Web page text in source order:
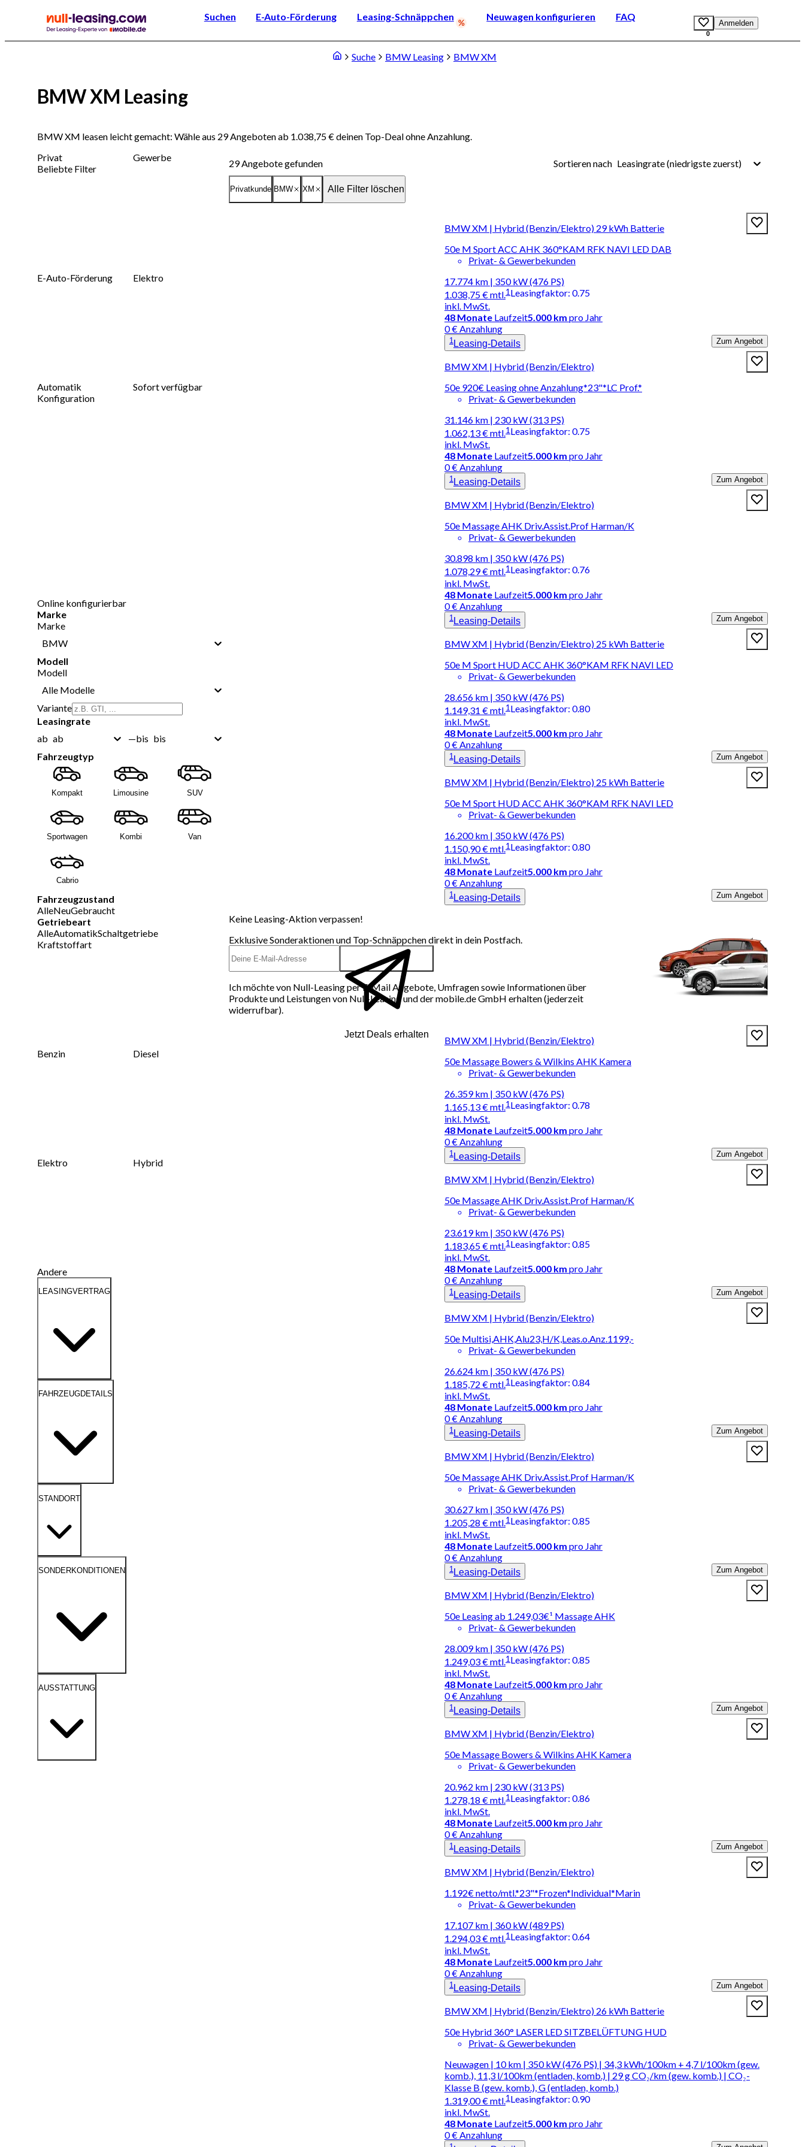
Suchen E-Auto-Förderung Leasing-Schnäppchen Neuwagen konfigurieren FAQ
0
Anmelden
Suche BMW Leasing BMW XM
BMW XM Leasing
BMW XM leasen leicht gemacht: Wähle aus 29 Angeboten ab 1.038,75 € deinen Top-Deal ohne Anzahlung.
Privat
Gewerbe
Beliebte Filter
E-Auto-Förderung Elektro
Automatik
Sofort verfügbar
Konfiguration
Online konfigurierbar
Marke
Marke
BMW
Modell
Modell
Alle Modelle
Variante
Leasingrate
ab ab —bis bis
Fahrzeugtyp
Kompakt Limousine SUV
Sportwagen Kombi Van
Cabrio
Fahrzeugzustand
AlleNeuGebraucht
Getriebeart
AlleAutomatikSchaltgetriebe
Kraftstoffart
Benzin Diesel
Elektro Hybrid
Andere
LEASINGVERTRAG
FAHRZEUGDETAILS
STANDORT
SONDERKONDITIONEN
AUSSTATTUNG
29Angebote gefunden Sortieren nach Leasingrate (niedrigste zuerst)
Privatkunde BMW XM Alle Filter löschen
BMW XM | Hybrid (Benzin/Elektro) 29 kWh Batterie
50e M Sport ACC AHK 360°KAM RFK NAVI LED DAB
Privat- & Gewerbekunden
17.774 km | 350 kW (476 PS)
1.038,75 €mtl.1
inkl. MwSt.
Leasingfaktor: 0.75
48 Monate Laufzeit5.000 km pro Jahr
0 € Anzahlung
1 Leasing-Details Zum Angebot
BMW XM | Hybrid (Benzin/Elektro)
50e 920€ Leasing ohne Anzahlung*23"*LC Prof.*
Privat- & Gewerbekunden
31.146 km | 230 kW (313 PS)
1.062,13 €mtl.1
inkl. MwSt.
Leasingfaktor: 0.75
48 Monate Laufzeit5.000 km pro Jahr
0 € Anzahlung
1 Leasing-Details Zum Angebot
BMW XM | Hybrid (Benzin/Elektro)
50e Massage AHK Driv.Assist.Prof Harman/K
Privat- & Gewerbekunden
30.898 km | 350 kW (476 PS)
1.078,29 €mtl.1
inkl. MwSt.
Leasingfaktor: 0.76
48 Monate Laufzeit5.000 km pro Jahr
0 € Anzahlung
1 Leasing-Details Zum Angebot
BMW XM | Hybrid (Benzin/Elektro) 25 kWh Batterie
50e M Sport HUD ACC AHK 360°KAM RFK NAVI LED
Privat- & Gewerbekunden
28.656 km | 350 kW (476 PS)
1.149,31 €mtl.1
inkl. MwSt.
Leasingfaktor: 0.80
48 Monate Laufzeit5.000 km pro Jahr
0 € Anzahlung
1 Leasing-Details Zum Angebot
BMW XM | Hybrid (Benzin/Elektro) 25 kWh Batterie
50e M Sport HUD ACC AHK 360°KAM RFK NAVI LED
Privat- & Gewerbekunden
16.200 km | 350 kW (476 PS)
1.150,90 €mtl.1
inkl. MwSt.
Leasingfaktor: 0.80
48 Monate Laufzeit5.000 km pro Jahr
0 € Anzahlung
1 Leasing-Details Zum Angebot
Keine Leasing-Aktion verpassen!
Exklusive Sonderaktionen und Top-Schnäppchen direkt in dein Postfach.
Jetzt Deals erhalten
Ich möchte von Null-Leasing per E-Mail Angebote, Umfragen sowie Informationen über
Produkte und Leistungen von Null-Leasing und der mobile.de GmbH erhalten (jederzeit
widerrufbar).
BMW XM | Hybrid (Benzin/Elektro)
50e Massage Bowers & Wilkins AHK Kamera
Privat- & Gewerbekunden
26.359 km | 350 kW (476 PS)
1.165,13 €mtl.1
inkl. MwSt.
Leasingfaktor: 0.78
48 Monate Laufzeit5.000 km pro Jahr
0 € Anzahlung
1 Leasing-Details Zum Angebot
BMW XM | Hybrid (Benzin/Elektro)
50e Massage AHK Driv.Assist.Prof Harman/K
Privat- & Gewerbekunden
23.619 km | 350 kW (476 PS)
1.183,65 €mtl.1
inkl. MwSt.
Leasingfaktor: 0.85
48 Monate Laufzeit5.000 km pro Jahr
0 € Anzahlung
1 Leasing-Details Zum Angebot
BMW XM | Hybrid (Benzin/Elektro)
50e Multisi,AHK,Alu23,H/K,Leas.o.Anz.1199,-
Privat- & Gewerbekunden
26.624 km | 350 kW (476 PS)
1.185,72 €mtl.1
inkl. MwSt.
Leasingfaktor: 0.84
48 Monate Laufzeit5.000 km pro Jahr
0 € Anzahlung
1Leasing-Details Zum Angebot
BMW XM | Hybrid (Benzin/Elektro)
50e Massage AHK Driv.Assist.Prof Harman/K
Privat- & Gewerbekunden
30.627 km | 350 kW (476 PS)
1.205,28 €mtl.1
inkl. MwSt.
Leasingfaktor: 0.85
48 Monate Laufzeit5.000 km pro Jahr
0 € Anzahlung
1 Leasing-Details Zum Angebot
BMW XM | Hybrid (Benzin/Elektro)
50e Leasing ab 1.249,03€¹ Massage AHK
Privat- & Gewerbekunden
28.009 km | 350 kW (476 PS)
1.249,03 €mtl.1
inkl. MwSt.
Leasingfaktor: 0.85
48 Monate Laufzeit5.000 km pro Jahr
0 € Anzahlung
1 Leasing-Details Zum Angebot
BMW XM | Hybrid (Benzin/Elektro)
50e Massage Bowers & Wilkins AHK Kamera
Privat- & Gewerbekunden
20.962 km | 230 kW (313 PS)
1.278,18 €mtl.1
inkl. MwSt.
Leasingfaktor: 0.86
48 Monate Laufzeit5.000 km pro Jahr
0 € Anzahlung
1Leasing-Details Zum Angebot
BMW XM | Hybrid (Benzin/Elektro)
1.192€ netto/mtl.*23"*Frozen*Individual*Marin
Privat- & Gewerbekunden
17.107 km | 360 kW (489 PS)
1.294,03 €mtl.1
inkl. MwSt.
Leasingfaktor: 0.64
48 Monate Laufzeit5.000 km pro Jahr
0 € Anzahlung
1 Leasing-Details Zum Angebot
BMW XM | Hybrid (Benzin/Elektro) 26 kWh Batterie
50e Hybrid 360° LASER LED SITZBELÜFTUNG HUD
Privat- & Gewerbekunden
Neuwagen | 10 km | 350 kW (476 PS) | 34,3 kWh/100km + 4,7 l/100km (gew.
komb.), 11,3 l/100km (entladen, komb.) | 29 g CO₂/km (gew. komb.) | CO₂-
Klasse B (gew. komb.), G (entladen, komb.)
1.319,00 €mtl.1
inkl. MwSt.
Leasingfaktor: 0.90
48 Monate Laufzeit5.000 km pro Jahr
0 € Anzahlung